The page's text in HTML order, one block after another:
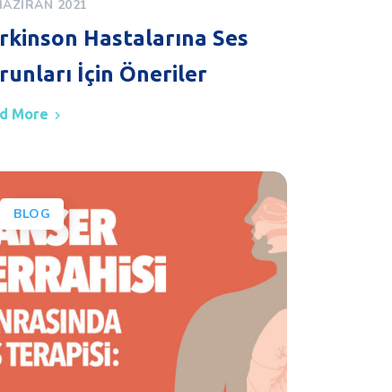
2021
Hastalarına Ses
İçin Öneriler
More
BLOG